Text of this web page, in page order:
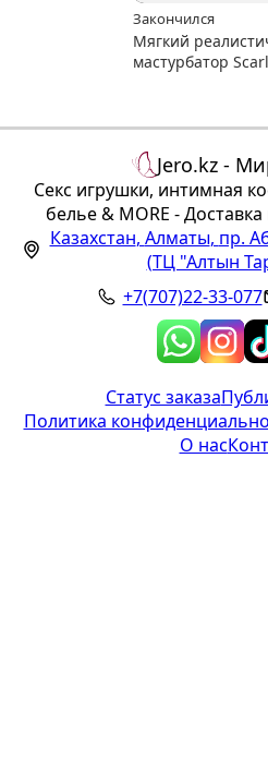
Закончился
Мягкий
мастурбатор
Jero.kz -
Секс игрушки, интимная
белье & MORE -
Казахстан, Алматы, пр.
(ТЦ "Алтын
+7(707)22-33-077
Статус заказа
Политика
О нас